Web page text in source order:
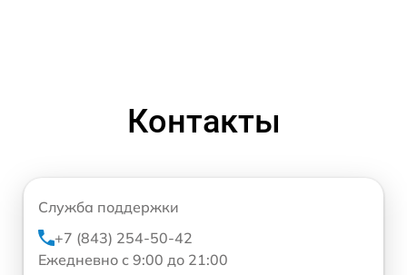
Контакты
Служба поддержки
+7 (843) 254-50-42
Ежедневно с 9:00 до 21:00